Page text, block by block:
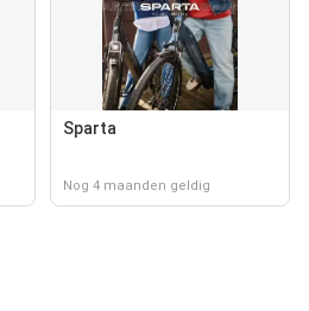
Sparta
Nog 4 maanden geldig